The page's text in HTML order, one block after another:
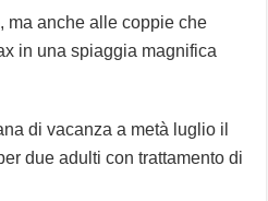
, ma anche alle coppie che
in una spiaggia magnifica
di vacanza a metà luglio il
due adulti con trattamento di